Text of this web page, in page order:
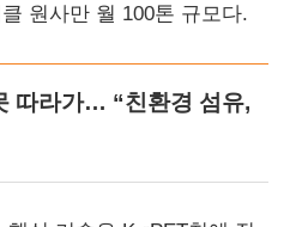
원사만 월 100톤 규모다.
따라가… “친환경 섬유,